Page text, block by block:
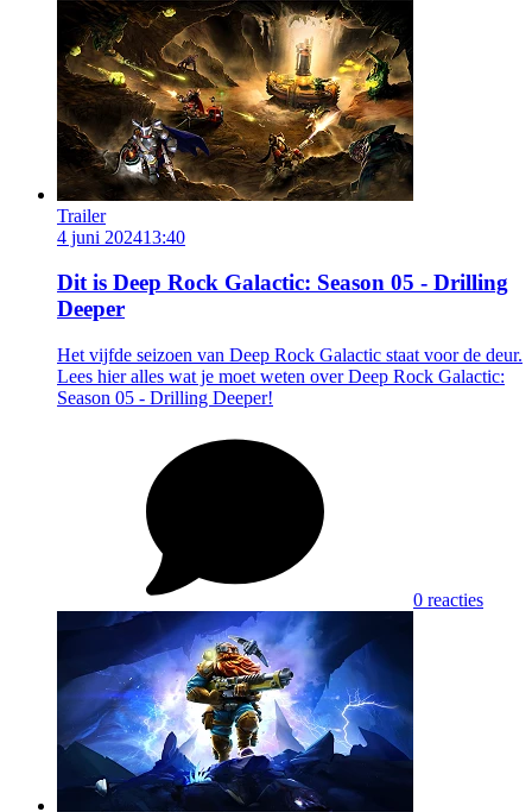
Trailer
4 juni 202413:40
Dit is Deep Rock Galactic: Season 05 - Drilling
Deeper
Het vijfde seizoen van Deep Rock Galactic staat voor de deur.
Lees hier alles wat je moet weten over Deep Rock Galactic:
Season 05 - Drilling Deeper!
0 reacties